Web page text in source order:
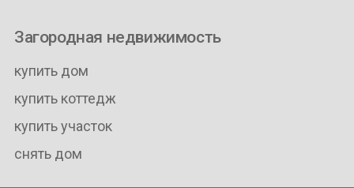
Загородная недвижимость
купить дом
купить коттедж
купить участок
снять дом